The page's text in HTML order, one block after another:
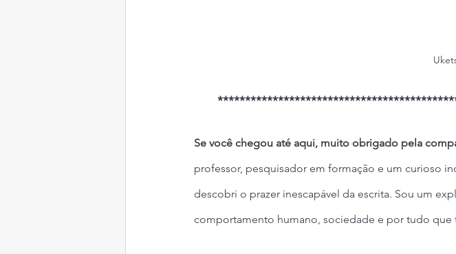
Se você chegou até aqui, muito obrigado pela
professor, pesquisador em formação e um curioso
descobri o prazer inescapável da escrita. Sou um
comportamento humano, sociedade e por tudo que